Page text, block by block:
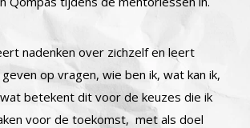
nadenken over zichzelf en leert
op vragen, wie ben ik, wat kan ik,
betekent dit voor de keuzes die ik
voor de toekomst, met als doel